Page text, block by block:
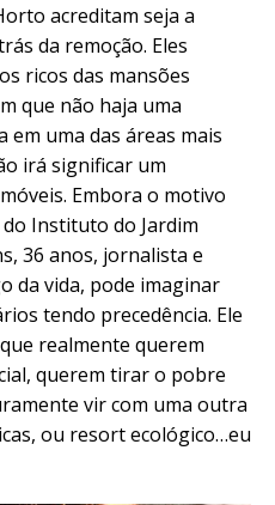
acreditam seja a
da remoção. Eles
ricos das mansões
que não haja uma
em uma das áreas mais
irá significar um
Embora o motivo
Instituto do Jardim
36 anos, jornalista e
da vida, pode imaginar
tendo precedência. Ele
realmente querem
querem tirar o pobre
vir com uma outra
ou resort ecológico…eu